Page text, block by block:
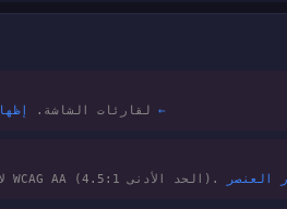
يجب أن تحتوي الصور على سمة alt لقارئات الشاشة. إظهار العناصر ←
النص في .hero-subtitle لا يتوافق مع معايير WCAG AA (الحد الأدنى 4.5:1).